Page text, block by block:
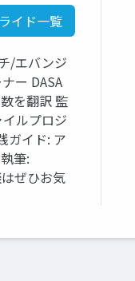
イド一覧
/エバンジ
ー DASA
を翻訳 監
ルプロジ
ガイド: ア
筆:
ぜひお気